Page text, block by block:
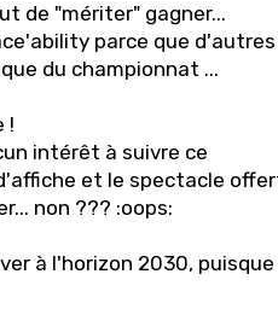
de "mériter" gagner...
parce que d'autres
du championnat ...
!
intérêt à suivre ce
et le spectacle
non ??? :oops:
à l'horizon 2030, puisque